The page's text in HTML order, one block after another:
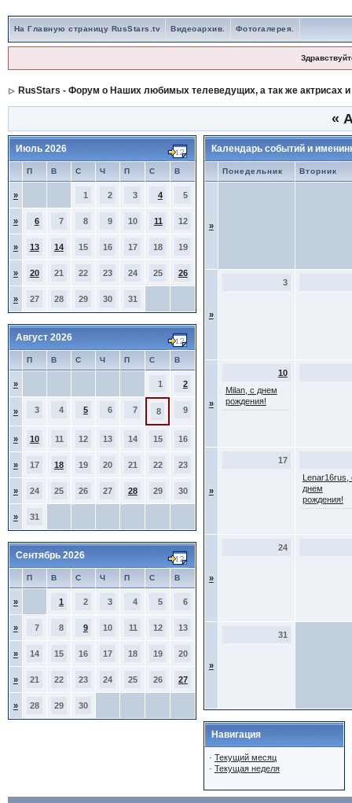
На Главную страницу RusStars.tv Видеоархив. Фотогалерея.
RusStars - Форум о Наших любимых телеведущих, а так же актрисах и
«
Июль 2026
П В С Ч П С В
» 1 2 3 4 5
» 6 7 8 9 10 11 12
» 13 14 15 16 17 18 19
» 20 21 22 23 24 25 26
» 27 28 29 30 31
Август 2026
П В С Ч П С В
» 1 2
» 3 4 5 6 7 8 9
» 10 11 12 13 14 15 16
» 17 18 19 20 21 22 23
» 24 25 26 27 28 29 30
» 31
Сентябрь 2026
П В С Ч П С В
» 1 2 3 4 5 6
» 7 8 9 10 11 12 13
» 14 15 16 17 18 19 20
» 21 22 23 24 25 26 27
» 28 29 30
Календарь событий и
Понедельник Вторник
»
»
3
»
10
Milan, с днем
рождения!
»
17
Lenar16rus,
днем
рождения!
»
24
»
31
Навигация
· Текущий месяц
· Текущая неделя